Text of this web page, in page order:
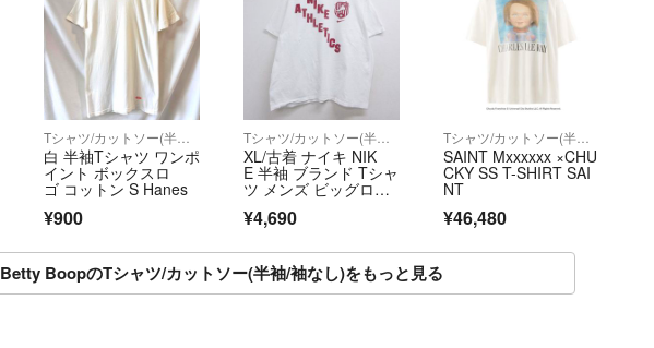
◇◆◇
フォロー割引からさらにお値引きさせて頂きま
こちらも合わせてコメント下さい。
間違えて異なる商品を送ってしまった時を除く
ねます
Tシャツ/カットソー(半袖/袖なし)
白 半袖Tシャツ ワンポ
イント ボックスロ
ゴ コットン S Hanes
¥900
Tシャツ/カットソー(半袖/袖なし)
XL/古着 ナイキ NIK
E 半袖 ブランド Tシャ
ツ メンズ ビッグロ
ゴ ウィングフット 大
きいサイズ コット
イト 26jul31
¥4,690
SAINT Mxxxxxx ×CHU
CKY SS T-SHIRT SAI
NT
¥46,480
Betty BoopのTシャツ/カットソー(半袖/袖なし)をもっと見る